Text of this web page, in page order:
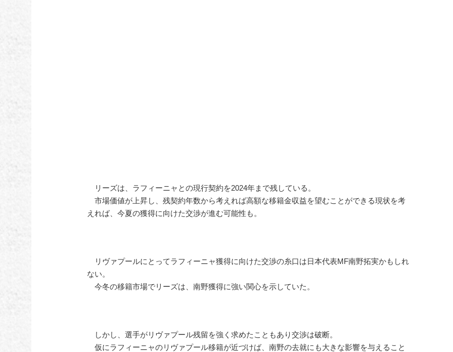
リーズは、ラフィーニャとの現行契約を2024年まで残している。
市場価値が上昇し、残契約年数から考えれば高額な移籍金収益を望むことができる現状を考
えれば、今夏の獲得に向けた交渉が進む可能性も。
リヴァプールにとってラフィーニャ獲得に向けた交渉の糸口は日本代表MF南野拓実かもしれ
ない。
今冬の移籍市場でリーズは、南野獲得に強い関心を示していた。
しかし、選手がリヴァプール残留を強く求めたこともあり交渉は破断。
仮にラフィーニャのリヴァプール移籍が近づけば、南野の去就にも大きな影響を与えること